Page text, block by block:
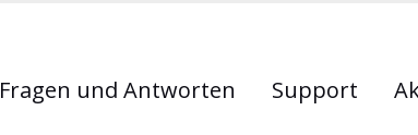
Fragen und Antworten Support